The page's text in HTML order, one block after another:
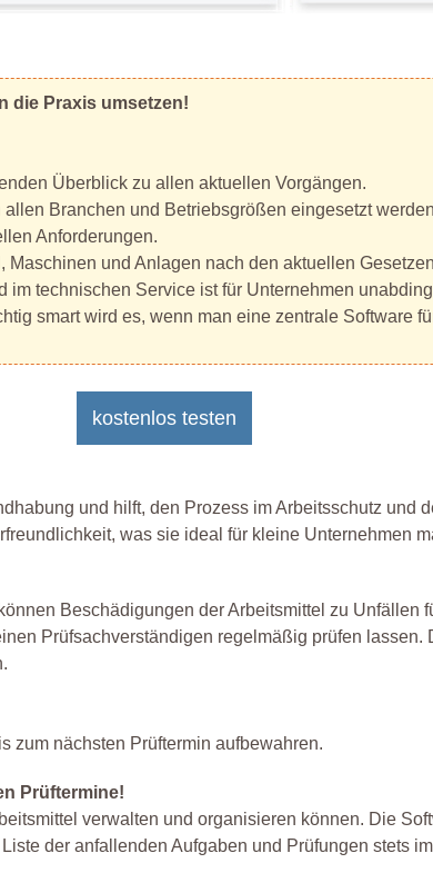
die Praxis umsetzen!
Überblick zu allen aktuellen Vorgängen.
Branchen und Betriebsgrößen eingesetzt
Anforderungen.
und Anlagen nach den aktuellen
technischen Service ist für Unternehmen
smart wird es, wenn man eine zentrale Software
kostenlos testen
und hilft, den Prozess im Arbeitsschutz und
was sie ideal für kleine Unternehmen
Beschädigungen der Arbeitsmittel zu Unfällen
Prüfsachverständigen regelmäßig prüfen
zum nächsten Prüftermin aufbewahren.
Prüftermine!
verwalten und organisieren können. Die
der anfallenden Aufgaben und Prüfungen stets